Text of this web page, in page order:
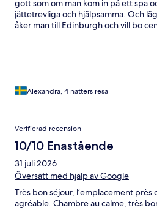
gott som om man kom in på ett spa
jättetrevliga och hjälpsamma. Och
åker man till Edinburgh och vill bo
laga något eller ta sig ut på stan gick
rekommendera detta till alla vi
Edinburgh!
Alexandra, 4 nätters resa
Verifierad recension
10/10 Enastående
31 juli 2026
Översätt med hjälp av Google
Très bon séjour, l’emplacement près
agréable. Chambre au calme, très